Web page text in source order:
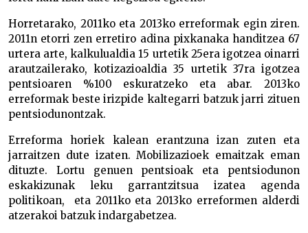
Horretarako, 2011ko eta 2013ko erreformak egin ziren.
2011n etorri zen erretiro adina pixkanaka handitzea 67
urtera arte, kalkulualdia 15 urtetik 25era igotzea oinarri
arautzailerako, kotizazioaldia 35 urtetik 37ra igotzea
pentsioaren %100 eskuratzeko eta abar. 2013ko
erreformak beste irizpide kaltegarri batzuk jarri zituen
pentsiodunontzak.
Erreforma horiek kalean erantzuna izan zuten eta
jarraitzen dute izaten. Mobilizazioek emaitzak eman
dituzte. Lortu genuen pentsioak eta pentsiodunon
eskakizunak leku garrantzitsua izatea agenda
politikoan, eta 2011ko eta 2013ko erreformen alderdi
atzerakoi batzuk indargabetzea.